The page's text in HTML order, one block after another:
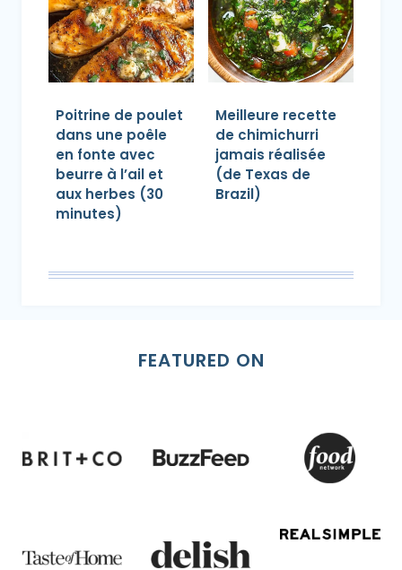
Poitrine de poulet
dans une poêle
en fonte avec
beurre à l’ail et
aux herbes (30
minutes)
Meilleure recette
de chimichurri
jamais réalisée
(de Texas de
Brazil)
FEATURED ON